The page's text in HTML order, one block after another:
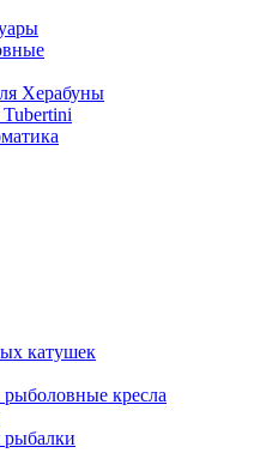
Херабуны
катушек
кресла